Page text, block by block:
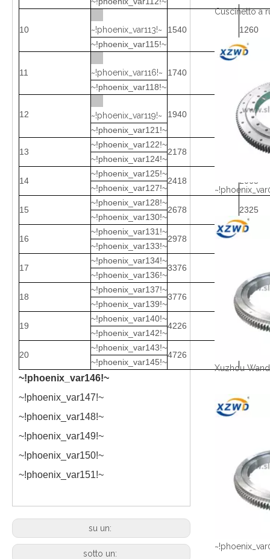
10 ~!phoenix_var113!~ 1540
1260
~!phoenix_var115!~
11 ~!phoenix_var116!~ 1740
~!phoenix_var118!~
12 ~!phoenix_var119!~ 1940
1660
~!phoenix_var121!~
13
~!phoenix_var122!~
2178 1825
~!phoenix_var124!~
14
~!phoenix_var125!~
2418 2065
~!phoenix_var127!~
15
~!phoenix_var128!~
2678 2325
~!phoenix_var130!~
16
~!phoenix_var131!~
2978
~!phoenix_var133!~
17
~!phoenix_var134!~
3376
~!phoenix_var136!~
18
~!phoenix_var137!~
3776 3322
~!phoenix_var139!~
19
~!phoenix_var140!~
4226 3772
~!phoenix_var142!~
20
~!phoenix_var143!~
4726
~!phoenix_var145!~
~!phoenix_var146!~
~!phoenix_var147!~
~!phoenix_var148!~
~!phoenix_var149!~
~!phoenix_var150!~
~!phoenix_var151!~
su un:
sotto un: